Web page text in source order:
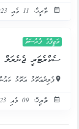
ތާރީޚް: 11 މެއި 2023
ވަޒީފާގެ ފުރުސަތު
ސެކްރެޓަރީ ޖެނެރަލް
ފެލިދެއަތޮޅު އަތޮޅު
ތާރީޚް: 09 މެއި 2023